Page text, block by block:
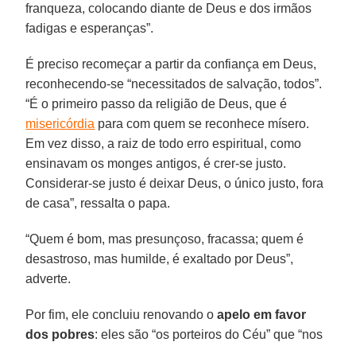
franqueza, colocando diante de Deus e dos irmãos
fadigas e esperanças”.
É preciso recomeçar a partir da confiança em Deus,
reconhecendo-se “necessitados de salvação, todos”.
“É o primeiro passo da religião de Deus, que é
misericórdia para com quem se reconhece mísero.
Em vez disso, a raiz de todo erro espiritual, como
ensinavam os monges antigos, é crer-se justo.
Considerar-se justo é deixar Deus, o único justo, fora
de casa”, ressalta o papa.
“Quem é bom, mas presunçoso, fracassa; quem é
desastroso, mas humilde, é exaltado por Deus”,
adverte.
Por fim, ele concluiu renovando oapelo em favor
dos pobres: eles são “os porteiros do Céu” que “nos